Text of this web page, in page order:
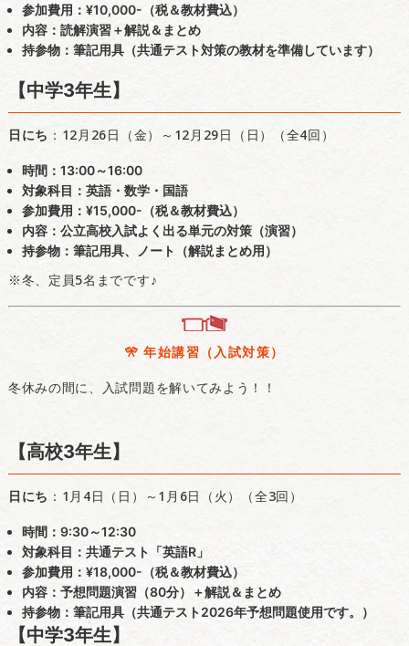
参加費用 ：¥10,000-（税＆教材費込）
内容：読解演習＋解説＆まとめ
持参物：筆記用具（共通テスト対策の教材を準備しています）
【中学3年生】
日にち ：12月26日（金）～12月29日（日）（全4回）
時間：13:00～16:00
対象科目 ：英語・数学・国語
参加費用 ：¥15,000-（税＆教材費込）
内容：公立高校入試よく出る単元の対策（演習）
持参物：筆記用具、ノート（解説まとめ用）
※冬、定員5名までです♪
🎌 年始講習（入試対策）
冬休みの間に、入試問題を解いてみよう！！
【高校3年生】
日にち ：1月4日（日）～1月6日（火）（全3回）
時間：9:30～12:30
対象科目 ：共通テスト「英語R」
参加費用 ：¥18,000-（税＆教材費込）
内容：予想問題演習（80分）＋解説＆まとめ
持参物：筆記用具（共通テスト2026年予想問題使用です。）
【中学3年生】